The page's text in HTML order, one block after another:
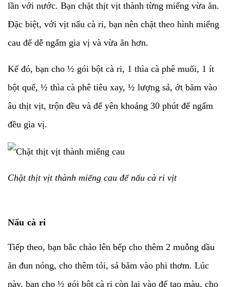
lần với nước. Bạn chặt thịt vịt thành từng miếng vừa ăn.
Đặc biệt, với vịt nấu cà ri, bạn nên chặt theo hình miếng
cau để dễ ngấm gia vị và vừa ăn hơn.
Kế đó, bạn cho ½ gói bột cà ri, 1 thìa cà phê muối, 1 ít
bột quế, ½ thìa cà phê tiêu xay, ½ lượng sả, ớt băm vào
âu thịt vịt, trộn đều và để yên khoảng 30 phút để ngấm
đều gia vị.
Chặt thịt vịt thành miếng cau để nấu cà ri vịt
Nấu cà ri
Tiếp theo, bạn bắc chảo lên bếp cho thêm 2 muỗng dầu
ăn đun nóng, cho thêm tỏi, sả băm vào phi thơm. Lúc
này, bạn cho ½ gói bột cà ri còn lại vào để tạo màu, cho